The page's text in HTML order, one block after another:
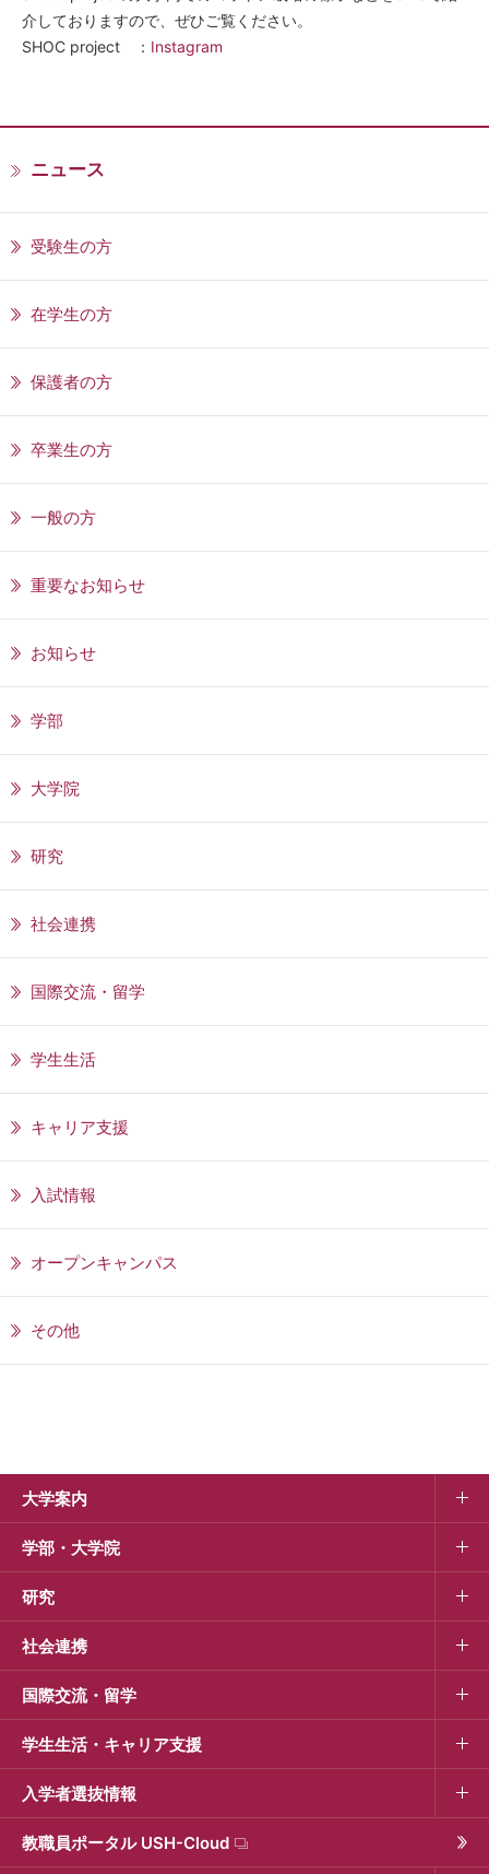
介しておりますので、ぜひご覧ください。
SHOC project ： Instagram
ニュース
受験生の方
在学生の方
保護者の方
卒業生の方
一般の方
重要なお知らせ
お知らせ
学部
大学院
研究
社会連携
国際交流・留学
学生生活
キャリア支援
入試情報
オープンキャンパス
その他
大学案内
学部・大学院
研究
社会連携
国際交流・留学
学生生活・キャリア支援
入学者選抜情報
教職員ポータル USH-Cloud